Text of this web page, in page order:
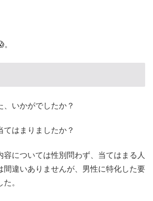
、いかがでしたか？
てはまりましたか？
容については性別問わず、当てはまる人
間違いありませんが、男性に特化した要
。